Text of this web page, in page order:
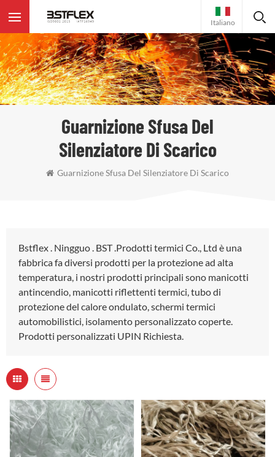
Italiano
Guarnizione Sfusa Del
Silenziatore Di Scarico
Guarnizione Sfusa Del Silenziatore Di Scarico
Bstflex . Ningguo . BST .Prodotti termici Co., Ltd è una
fabbrica fa diversi prodotti per la protezione ad alta
temperatura, i nostri prodotti principali sono manicotti
antincendio, manicotti riflettenti termici, tubo di
protezione del calore ondulato, schermi termici
automobilistici, isolamento personalizzato coperte.
Prodotti personalizzati UPIN Richiesta.